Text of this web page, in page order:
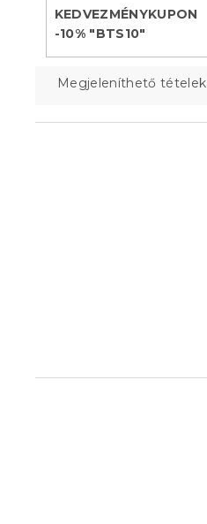
KEDVEZMÉNYKUPON
-10% "BTS10"
Megjeleníthető tételek